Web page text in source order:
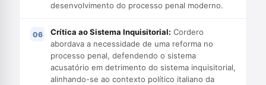
desenvolvimento do processo penal moderno.
Crítica ao Sistema Inquisitorial: Cordero
abordava a necessidade de uma reforma no
processo penal, defendendo o sistema
acusatório em detrimento do sistema inquisitorial,
alinhando-se ao contexto político italiano da